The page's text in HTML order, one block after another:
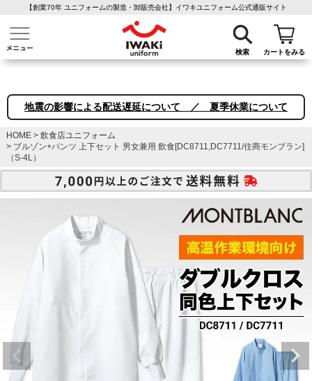
【創業70年 ユニフォームの製造・卸販売会社】イワキユニフォーム公式通販サイト
検索 カートをみる
介護ユニフォーム 作業着・作業服 ファン付き作業着 医療白衣
地震の影響による配送遅延について ／ 夏季休業について
HOME
飲食店ユニフォーム
ブルゾン+パンツ 上下セット 男女兼用 飲食[DC8711,DC7711/住商モンブラン]
（S-4L）